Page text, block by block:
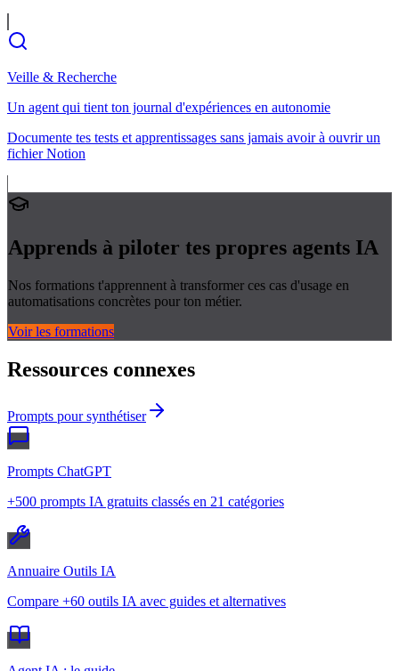
Veille & Recherche
Un agent qui tient ton journal d'expériences en autonomie
Documente tes tests et apprentissages sans jamais avoir à ouvrir un
fichier Notion
Apprends à piloter tes propres agents IA
Nos formations t'apprennent à transformer ces cas d'usage en
automatisations concrètes pour ton métier.
Voir les formations
Ressources connexes
Prompts pour synthétiser
Prompts ChatGPT
+500 prompts IA gratuits classés en 21 catégories
Annuaire Outils IA
Compare +60 outils IA avec guides et alternatives